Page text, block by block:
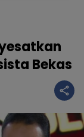
Bekas